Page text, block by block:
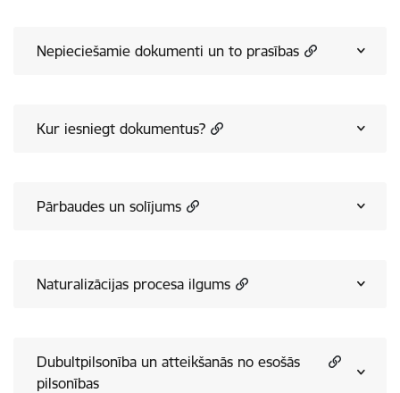
Nepieciešamie dokumenti un to prasības
Kur iesniegt dokumentus?
Pārbaudes un solījums
Naturalizācijas procesa ilgums
Dubultpilsonība un atteikšanās no esošās
pilsonības